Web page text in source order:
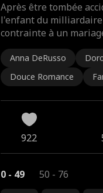
Après être tombée
l'enfant du
contrainte à un
Anna DeRusso
Douce Romance
922
0 - 49 50 - 76